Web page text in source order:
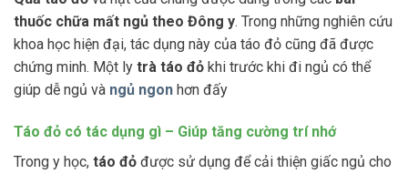
thuốc chữa mất ngủ theo Đông y. Trong những nghiên cứu
khoa học hiện đại, tác dụng này của táo đỏ cũng đã được
chứng minh. Một ly trà táo đỏ khi trước khi đi ngủ có thể
giúp dễ ngủ và ngủ ngon hơn đấy
Táo đỏ có tác dụng gì – Giúp tăng cường trí nhớ
Trong y học, táo đỏ được sử dụng để cải thiện giấc ngủ cho